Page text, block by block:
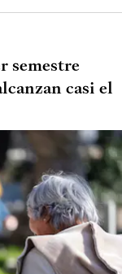
semestre
casi el